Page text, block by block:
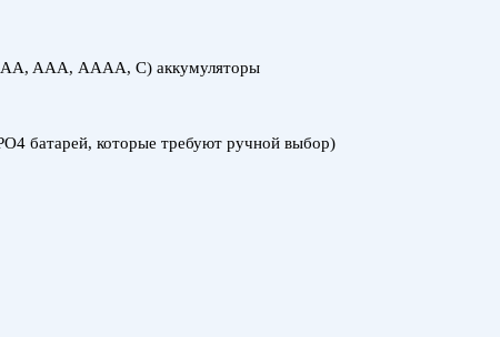
(AA, AAA, АААА, С) аккумуляторы
батарей, которые требуют ручной выбор)